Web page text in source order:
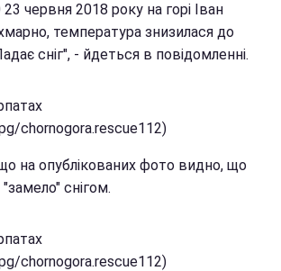
червня 2018 року на горі Іван
температура знизилася до
сніг", - йдеться в повідомленні.
chornogora.rescue112)
на опублікованих фото видно, що
снігом.
chornogora.rescue112)